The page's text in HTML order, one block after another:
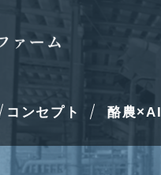
コンセプト 酪農×AI